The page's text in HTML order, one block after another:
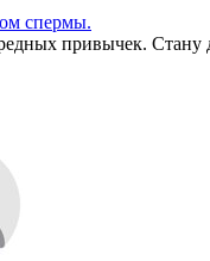
спермы.
привычек.